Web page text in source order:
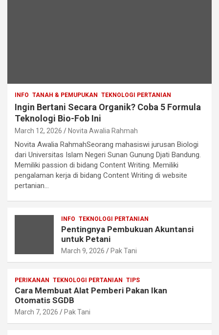
INFO TANAH & PEMUPUKAN TEKNOLOGI PERTANIAN
Ingin Bertani Secara Organik? Coba 5 Formula
Teknologi Bio-Fob Ini
March 12, 2026 Novita Awalia Rahmah
Novita Awalia RahmahSeorang mahasiswi jurusan Biologi
dari Universitas Islam Negeri Sunan Gunung Djati Bandung.
Memiliki passion di bidang Content Writing. Memiliki
pengalaman kerja di bidang Content Writing di website
pertanian…
INFO TEKNOLOGI PERTANIAN
Pentingnya Pembukuan Akuntansi
untuk Petani
March 9, 2026 Pak Tani
PERIKANAN TEKNOLOGI PERTANIAN TIPS
Cara Membuat Alat Pemberi Pakan Ikan
Otomatis SGDB
March 7, 2026 Pak Tani